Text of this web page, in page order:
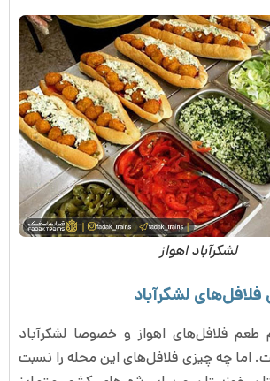
لشکرآباد اهواز
لشکرآباد
طعم فلافل‌های اهواز و خصوصا لشکرآباد
اما چه چیزی فلافل‌های این محله را نسبت